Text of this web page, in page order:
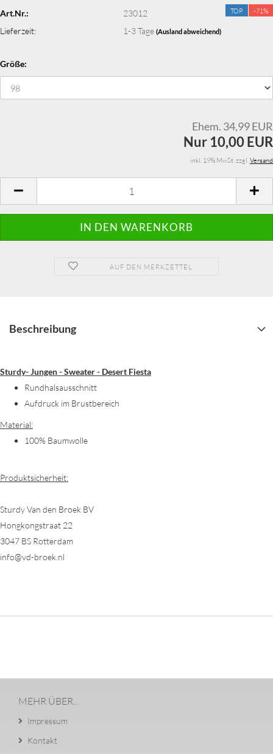
TOP -71%
Art.Nr.:
23012
Lieferzeit:
1-3 Tage (Ausland abweichend)
Größe:
Ehem. 34,99 EUR
Nur 10,00 EUR
inkl. 19% MwSt. zzgl.Versand
AUF DEN MERKZETTEL
Beschreibung
Sturdy- Jungen - Sweater - Desert Fiesta
Rundhalsausschnitt
Aufdruck im Brustbereich
Material:
100% Baumwolle
Produktsicherheit:
Sturdy Van den Broek BV
Hongkongstraat 22
3047 BS Rotterdam
info@vd-broek.nl
MEHR ÜBER...
Impressum
Kontakt